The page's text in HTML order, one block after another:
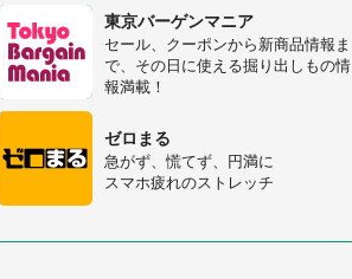
人の呟きに30万人驚がく 何が存在
しないか、あなたはわかる？
「修学旅行に途中参加する娘を送っ
て行ったら、真っ暗な道で遭難状
態。なんとか見つけた民家に助けを
求めると、住人の男性が...」
東京バーゲンマニア
セール、クーポンから新商品情報ま
で、その日に使える掘り出しもの情
報満載！
ゼロまる
急がず、慌てず、円満に
スマホ疲れのストレッチ